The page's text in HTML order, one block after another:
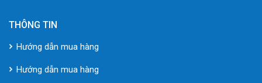
THÔNG TIN
Hướng dẫn mua hàng
Hướng dẫn mua hàng